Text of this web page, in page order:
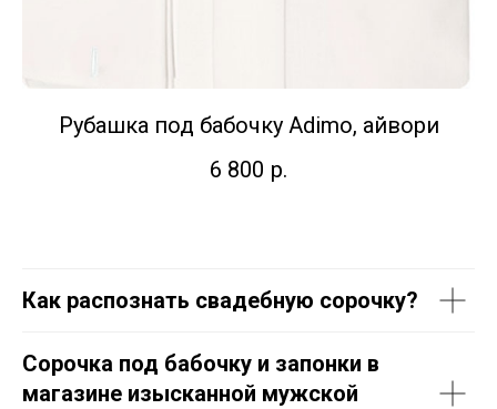
Рубашка под бабочку Adimo, айвори
6 800 р.
Как распознать свадебную сорочку?
Сорочка под бабочку и запонки в
магазине изысканной мужской